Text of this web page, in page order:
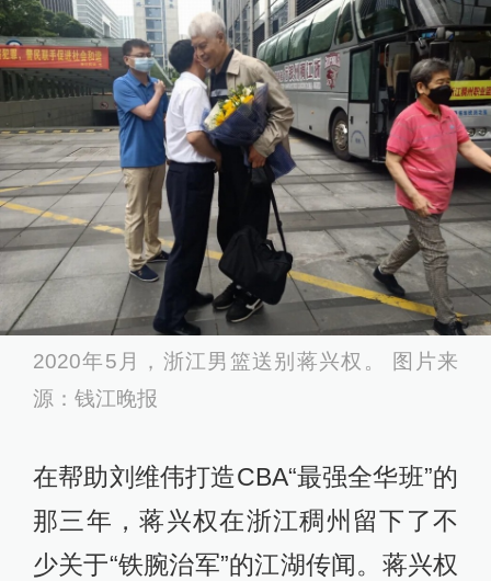
2020年5月，浙江男篮送别蒋兴权。 图片来
源：钱江晚报
在帮助刘维伟打造CBA“最强全华班”的
那三年，蒋兴权在浙江稠州留下了不
少关于“铁腕治军”的江湖传闻。蒋兴权